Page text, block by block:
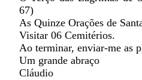
67)
As Quinze Orações de
Visitar 06 Cemitérios.
Ao terminar, enviar-me as
Um grande abraço
Cláudio